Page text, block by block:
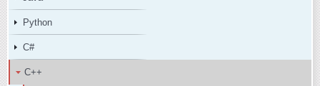
Python
C#
C++